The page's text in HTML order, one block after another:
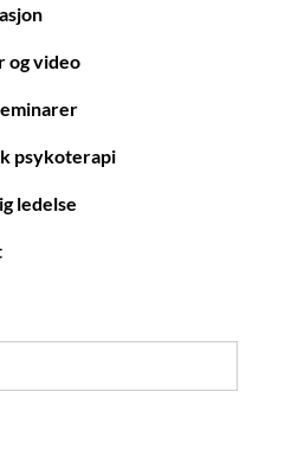
og video
psykoterapi
ledelse